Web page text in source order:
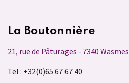
La Boutonnière
21, rue de Pâturages - 7340 Wasmes
Tel : +32(0)65 67 67 40